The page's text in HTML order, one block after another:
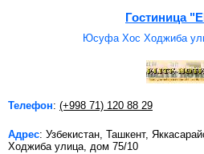
Гостиница
Юсуфа Хос Ходжиба
Телефон: (+998 71) 120 88 29
Адрес: Узбекистан, Ташкент,
Ходжиба улица, дом 75/10